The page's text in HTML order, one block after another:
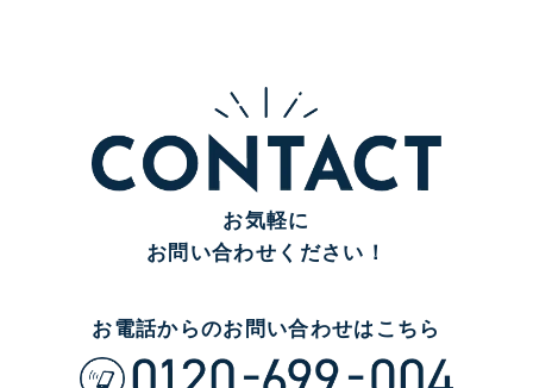
お気軽に
お問い合わせください！
お電話からのお問い合わせはこちら